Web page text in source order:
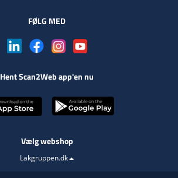
FØLG MED
Hent Scan2Web app'en nu
Vælg webshop
Lakgruppen.dk